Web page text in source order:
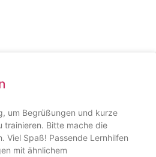
um Begrüßungen und kurze
trainieren. Bitte mache die
Viel Spaß! Passende Lernhilfen
mit ähnlichem